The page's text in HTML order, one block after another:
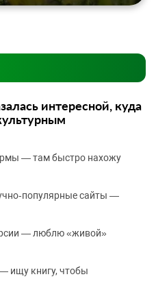
интересной, куда
— там быстро нахожу
сайты —
— люблю «живой»
ищу книгу, чтобы